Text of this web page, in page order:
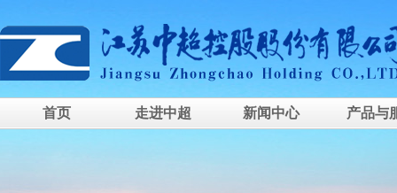
首页 走进中超 新闻中心 产品与